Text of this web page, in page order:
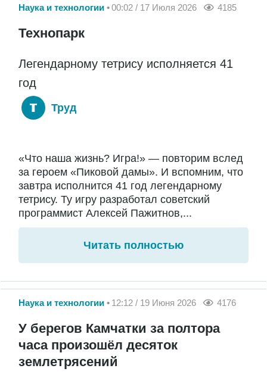
Наука и технологии 00:02 / 17 Июля 2026 4185
Технопарк
Легендарному тетрису исполняется 41
год
Труд
«Что наша жизнь? Игра!» — повторим вслед
за героем «Пиковой дамы». И вспомним, что
завтра исполнится 41 год легендарному
тетрису. Ту игру разработал советский
программист Алексей Пажитнов,...
Читать полностью
Наука и технологии 12:12 / 19 Июня 2026 4176
У берегов Камчатки за полтора
часа произошёл десяток
землетрясений